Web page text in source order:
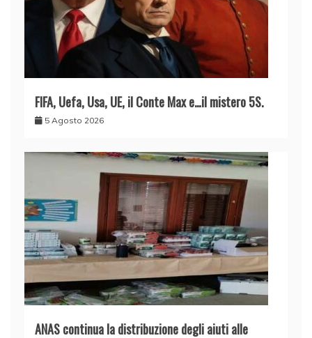
FIFA, Uefa, Usa, UE, il Conte Max e…il mistero 5S.
5 Agosto 2026
ANAS continua la distribuzione degli aiuti alle